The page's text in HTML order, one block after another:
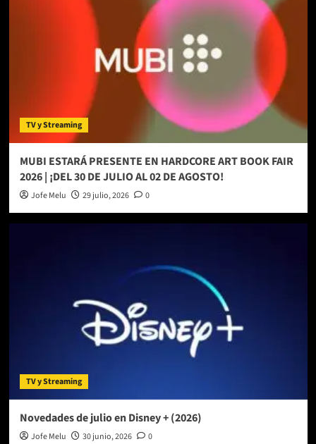
TV y Streaming
MUBI ESTARÁ PRESENTE EN HARDCORE ART BOOK FAIR
2026 | ¡DEL 30 DE JULIO AL 02 DE AGOSTO!
Jofe Melu 29 julio, 2026 0
TV y Streaming
Novedades de julio en Disney + (2026)
Jofe Melu 30 junio, 2026 0